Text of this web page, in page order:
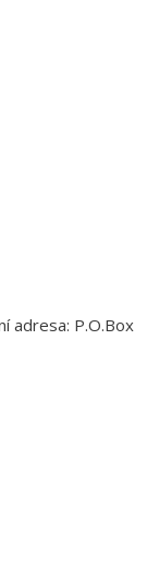
adresa: P.O.Box